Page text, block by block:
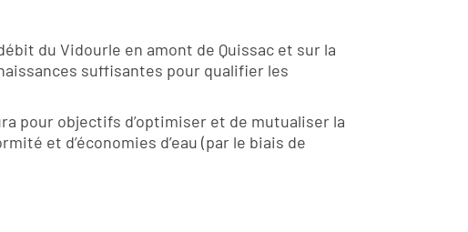
du Vidourle en amont de Quissac et sur la
suffisantes pour qualifier les
pour objectifs d’optimiser et de mutualiser la
et d’économies d’eau (par le biais de